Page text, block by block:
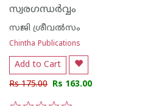
സ്വരഗന്ധര്‍വ്വം
സജി ശ്രീവല്‍സം
Chintha Publications
Add to Cart
Rs 175.00 Rs 163.00